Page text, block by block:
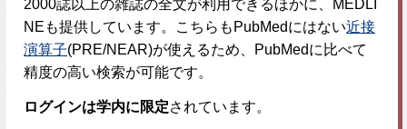
2000誌以上の雑誌の全文が利用できるほかに、MEDLI
NEも提供しています。こちらもPubMedにはない近接
演算子(PRE/NEAR)が使えるため、PubMedに比べて
精度の高い検索が可能です。
ログインは学内に限定されています。